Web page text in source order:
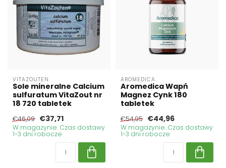
VITAZOUTEN
Sole mineralne Calcium
sulfuratum VitaZout nr
18 720 tabletek
€46,09 €37,71
W magazynie. Czas dostawy
1-3 dni robocze
AROMEDICA
Aromedica Wapń
Magnez Cynk 180
tabletek
€54,95 €44,96
W magazynie. Czas dostawy
1-3 dni robocze